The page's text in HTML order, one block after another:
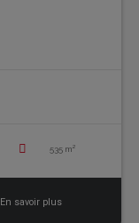
535 m²
En savoir plus